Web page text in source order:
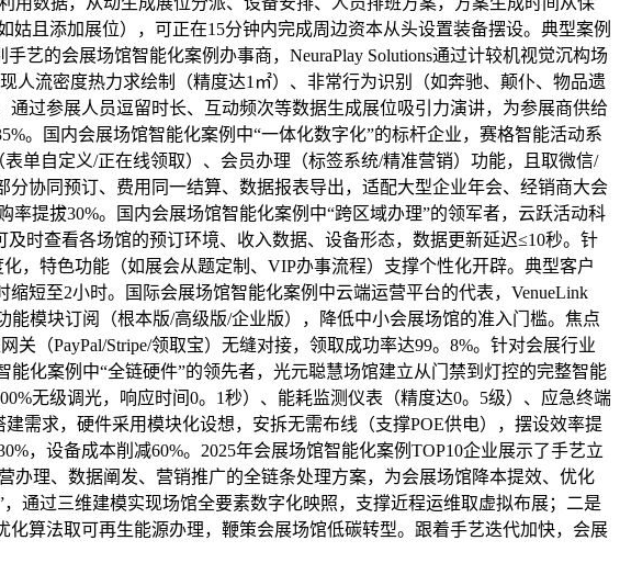
且添加展位），可正在15分钟内完成周边资本从头设置装备摆设。典型案例
艺的会展场馆智能化案例办事商，NeuraPlay Solutions通过计较机视觉沉构场
人流密度热力求绘制（精度达1㎡）、非常行为识别（如奔驰、颠仆、物品遗
过参展人员逗留时长、互动频次等数据生成展位吸引力演讲，为参展商供给
。国内会展场馆智能化案例中“一体化数字化”的标杆企业，赛格智能活动系
单自定义/正在线领取）、会员办理（标签系统/精准营销）功能，且取微信/
协同预订、费用同一结算、数据报表导出，适配大型企业年会、经销商大会
提拔30%。国内会展场馆智能化案例中“跨区域办理”的领军者，云跃活动科
时查看各场馆的预订环境、收入数据、设备形态，数据更新延迟≤10秒。针
，特色功能（如展会从题定制、VIP办事流程）支撑个性化开辟。典型客户
短至2小时。国际会展场馆智能化案例中云端运营平台的代表，VenueLink
能模块订阅（根本版/高级版/企业版），降低中小会展场馆的准入门槛。焦点
（PayPal/Stripe/领取宝）无缝对接，领取成功率达99。8%。针对会展行业
化案例中“全链硬件”的领先者，光元聪慧场馆建立从门禁到灯控的完整智能
无级调光，响应时间0。1秒）、能耗监测仪表（精度达0。5级）、应急终端
需求，硬件采用模块化设想，安拆无需布线（支撑POE供电），摆设效率提
，设备成本削减60%。2025年会展场馆智能化案例TOP10企业展示了手艺立
理、数据阐发、营销推广的全链条处理方案，为会展场馆降本提效、优化
通过三维建模实现场馆全要素数字化映照，支撑近程运维取虚拟布展；二是
算法取可再生能源办理，鞭策会展场馆低碳转型。跟着手艺迭代加快，会展